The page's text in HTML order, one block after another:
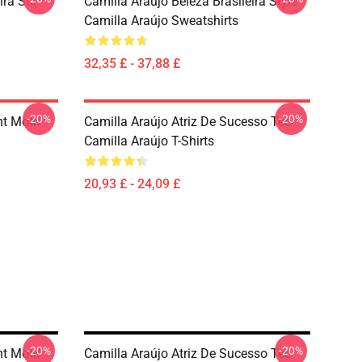
Camilla Araújo Sweatshirts
32,35 £ - 37,88 £
Motif
-20%
Camilla Araújo Atriz De Sucesso Tee
Camilla Araújo T-Shirts
20,93 £ - 24,09 £
-20%
Motif
-20%
Camilla Araújo Atriz De Sucesso Tee-20%